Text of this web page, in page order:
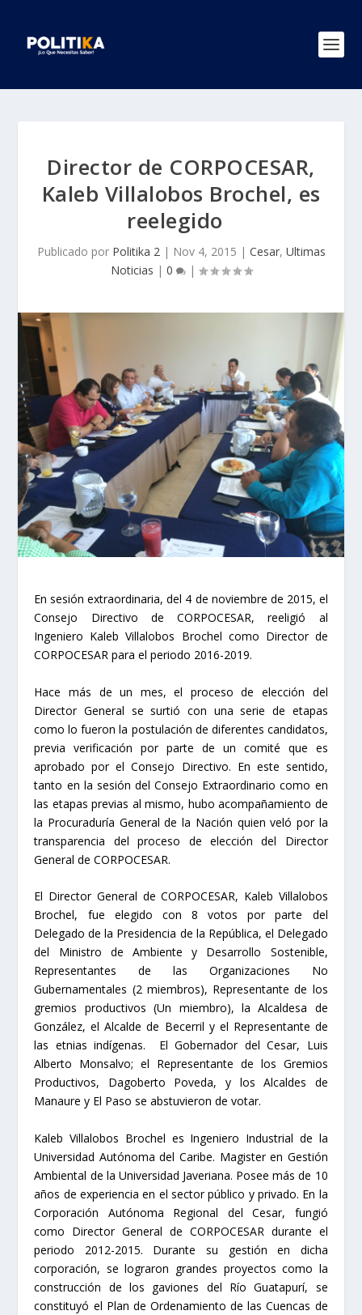
Director de CORPOCESAR,
Kaleb Villalobos Brochel, es
reelegido
Publicado por Politika 2| Nov 4, 2015 | Cesar, Ultimas
Noticias | 0 |
En sesión extraordinaria, del 4 de noviembre de 2015, el
Consejo Directivo de CORPOCESAR, reeligió al
Ingeniero Kaleb Villalobos Brochel como Director de
CORPOCESAR para el periodo 2016-2019.
Hace más de un mes, el proceso de elección del
Director General se surtió con una serie de etapas
como lo fueron la postulación de diferentes candidatos,
previa verificación por parte de un comité que es
aprobado por el Consejo Directivo. En este sentido,
tanto en la sesión del Consejo Extraordinario como en
las etapas previas al mismo, hubo acompañamiento de
la Procuraduría General de la Nación quien veló por la
transparencia del proceso de elección del Director
General de CORPOCESAR.
El Director General de CORPOCESAR, Kaleb Villalobos
Brochel, fue elegido con 8 votos por parte del
Delegado de la Presidencia de la República, el Delegado
del Ministro de Ambiente y Desarrollo Sostenible,
Representantes de las Organizaciones No
Gubernamentales (2 miembros), Representante de los
gremios productivos (Un miembro), la Alcaldesa de
González, el Alcalde de Becerril y el Representante de
las etnias indígenas. El Gobernador del Cesar, Luis
Alberto Monsalvo; el Representante de los Gremios
Productivos, Dagoberto Poveda, y los Alcaldes de
Manaure y El Paso se abstuvieron de votar.
Kaleb Villalobos Brochel es Ingeniero Industrial de la
Universidad Autónoma del Caribe. Magister en Gestión
Ambiental de la Universidad Javeriana. Posee más de 10
años de experiencia en el sector público y privado. En la
Corporación Autónoma Regional del Cesar, fungió
como Director General de CORPOCESAR durante el
periodo 2012-2015. Durante su gestión en dicha
corporación, se lograron grandes proyectos como la
construcción de los gaviones del Río Guatapurí, se
constituyó el Plan de Ordenamiento de las Cuencas de